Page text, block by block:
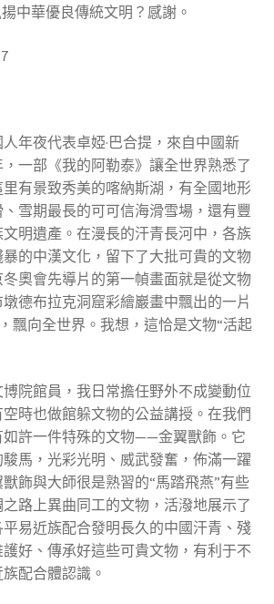
中華優良傳統文明？感謝。
年夜代表卓婭·巴合提，來自中國新
一部《我的阿勒泰》讓全世界熟悉了
有景致秀美的喀納斯湖，有全國地形
雪期最長的可可信海滑雪場，還有豐
明遺產。在漫長的汗青長河中，各族
的中漢文化，留下了大批可貴的文物
冬奧會先導片的第一幀畫面就是從文物
德布拉克洞窟彩繪巖畫中飄出的一片
飄向全世界。我想，這恰是文物“活起
院館員，我日常擔任野外不成變動位
時也做館躲文物的公益講授。在我們
如許一件特殊的文物——金翼獸飾。它
馬，光彩光明、威武發奮，佈滿一躍
飾與大師很是熟習的“馬踏飛燕”有些
路上異曲同工的文物，活潑地展示了
易近族配合發明長久的中國汗青、殘
好、傳承好這些可貴文物，有利于不
配合體認識。